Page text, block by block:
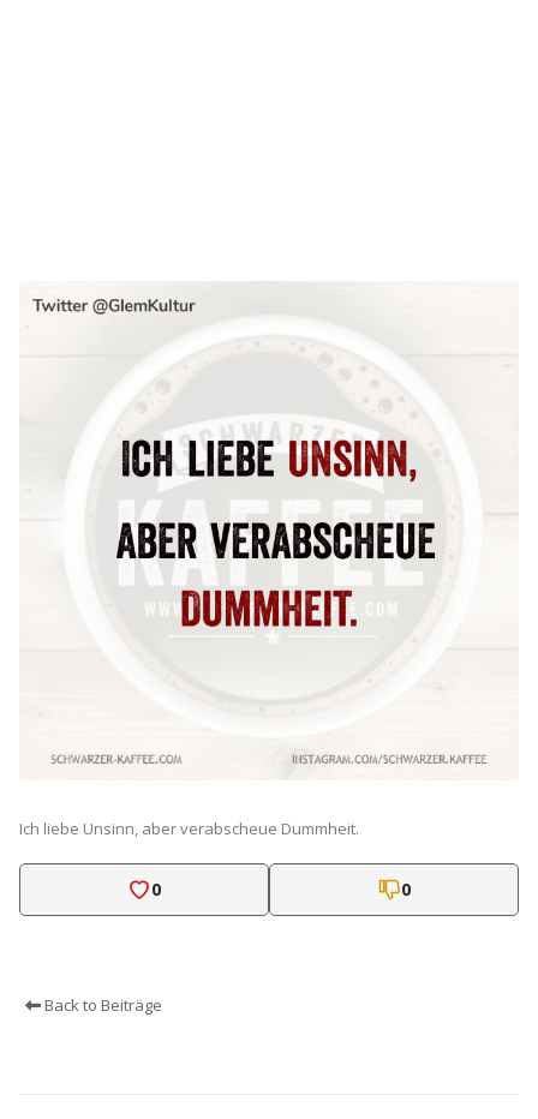
Ich liebe Unsinn, aber verabscheue Dummheit.
0 0
Back to Beiträge